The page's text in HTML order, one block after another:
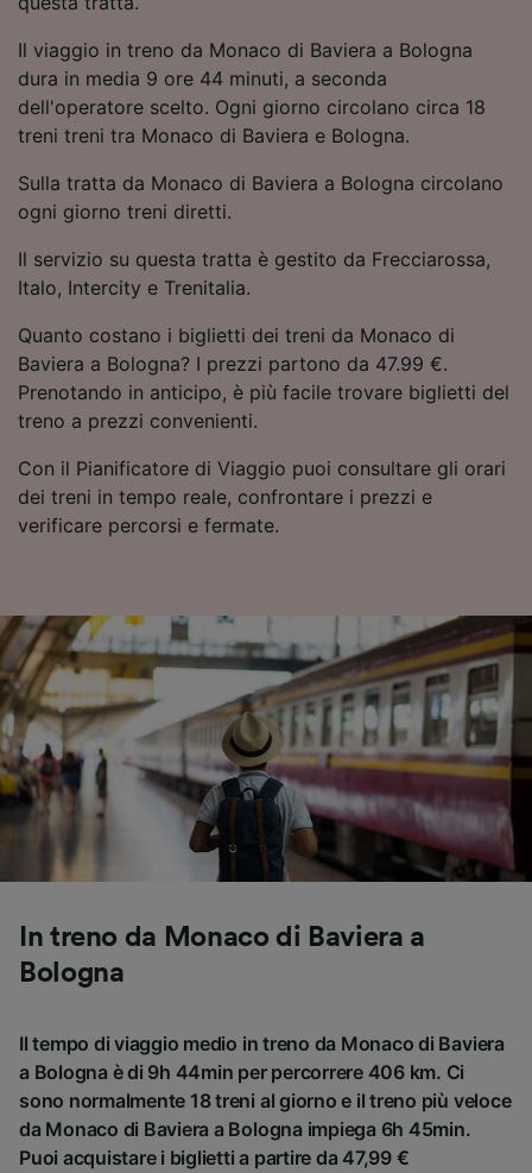
Il viaggio in treno da Monaco di Baviera a Bologna
dura in media 9 ore 44 minuti, a seconda
dell'operatore scelto. Ogni giorno circolano circa 18
treni treni tra Monaco di Baviera e Bologna.
Sulla tratta da Monaco di Baviera a Bologna circolano
ogni giorno treni diretti.
Il servizio su questa tratta è gestito da Frecciarossa,
Italo, Intercity e Trenitalia.
Quanto costano i biglietti dei treni da Monaco di
Baviera a Bologna? I prezzi partono da 47.99 €.
Prenotando in anticipo, è più facile trovare biglietti del
treno a prezzi convenienti.
Con il Pianificatore di Viaggio puoi consultare gli orari
dei treni in tempo reale, confrontare i prezzi e
verificare percorsi e fermate.
In treno da Monaco di Baviera a
Bologna
Il tempo di viaggio medio in treno da Monaco di Baviera
a Bologna è di 9h 44min per percorrere 406 km. Ci
sono normalmente 18 treni al giorno e il treno più veloce
da Monaco di Baviera a Bologna impiega 6h 45min.
Puoi acquistare i biglietti a partire da 47,99 €
Scansione attiva delle caratteristiche del
dispositivo ai fini dell’identificazione.
Archiviare informazioni su dispositivo e/o
accedervi. Pubblicità e contenuti
personalizzati, misurazione delle prestazioni
pubblico, sviluppo di servizi.